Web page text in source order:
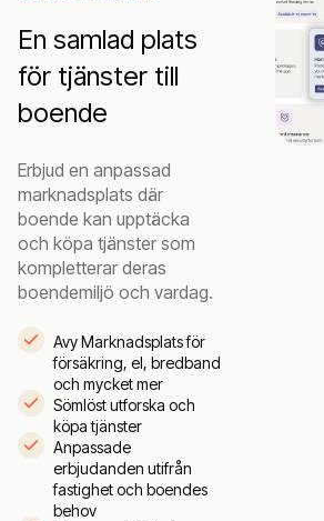
En samlad plats
för tjänster till
boende
Erbjud en anpassad
marknadsplats där
boende kan upptäcka
och köpa tjänster som
kompletterar deras
boendemiljö och vardag.
Avy Marknadsplats för
försäkring, el, bredband
och mycket mer
Sömlöst utforska och
köpa tjänster
Anpassade
erbjudanden utifrån
fastighet och boendes
behov